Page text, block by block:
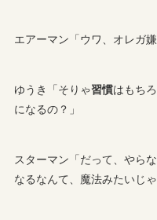
エアーマン「ウワ、オレガ
ゆうき「そりゃ習慣はもち
になるの？」
スターマン「だって、やら
なるなんて、魔法みたいじゃ